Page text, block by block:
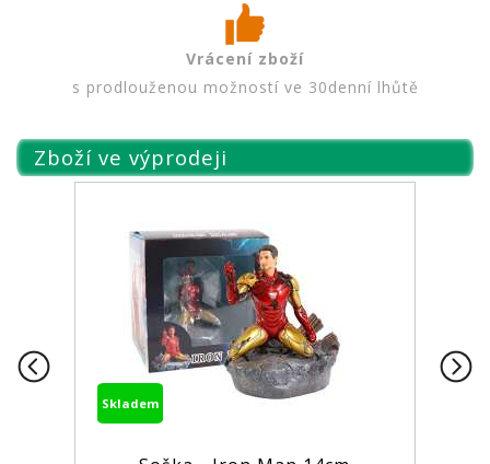
Vrácení zboží
s prodlouženou možností ve 30denní lhůtě
Zboží ve výprodeji